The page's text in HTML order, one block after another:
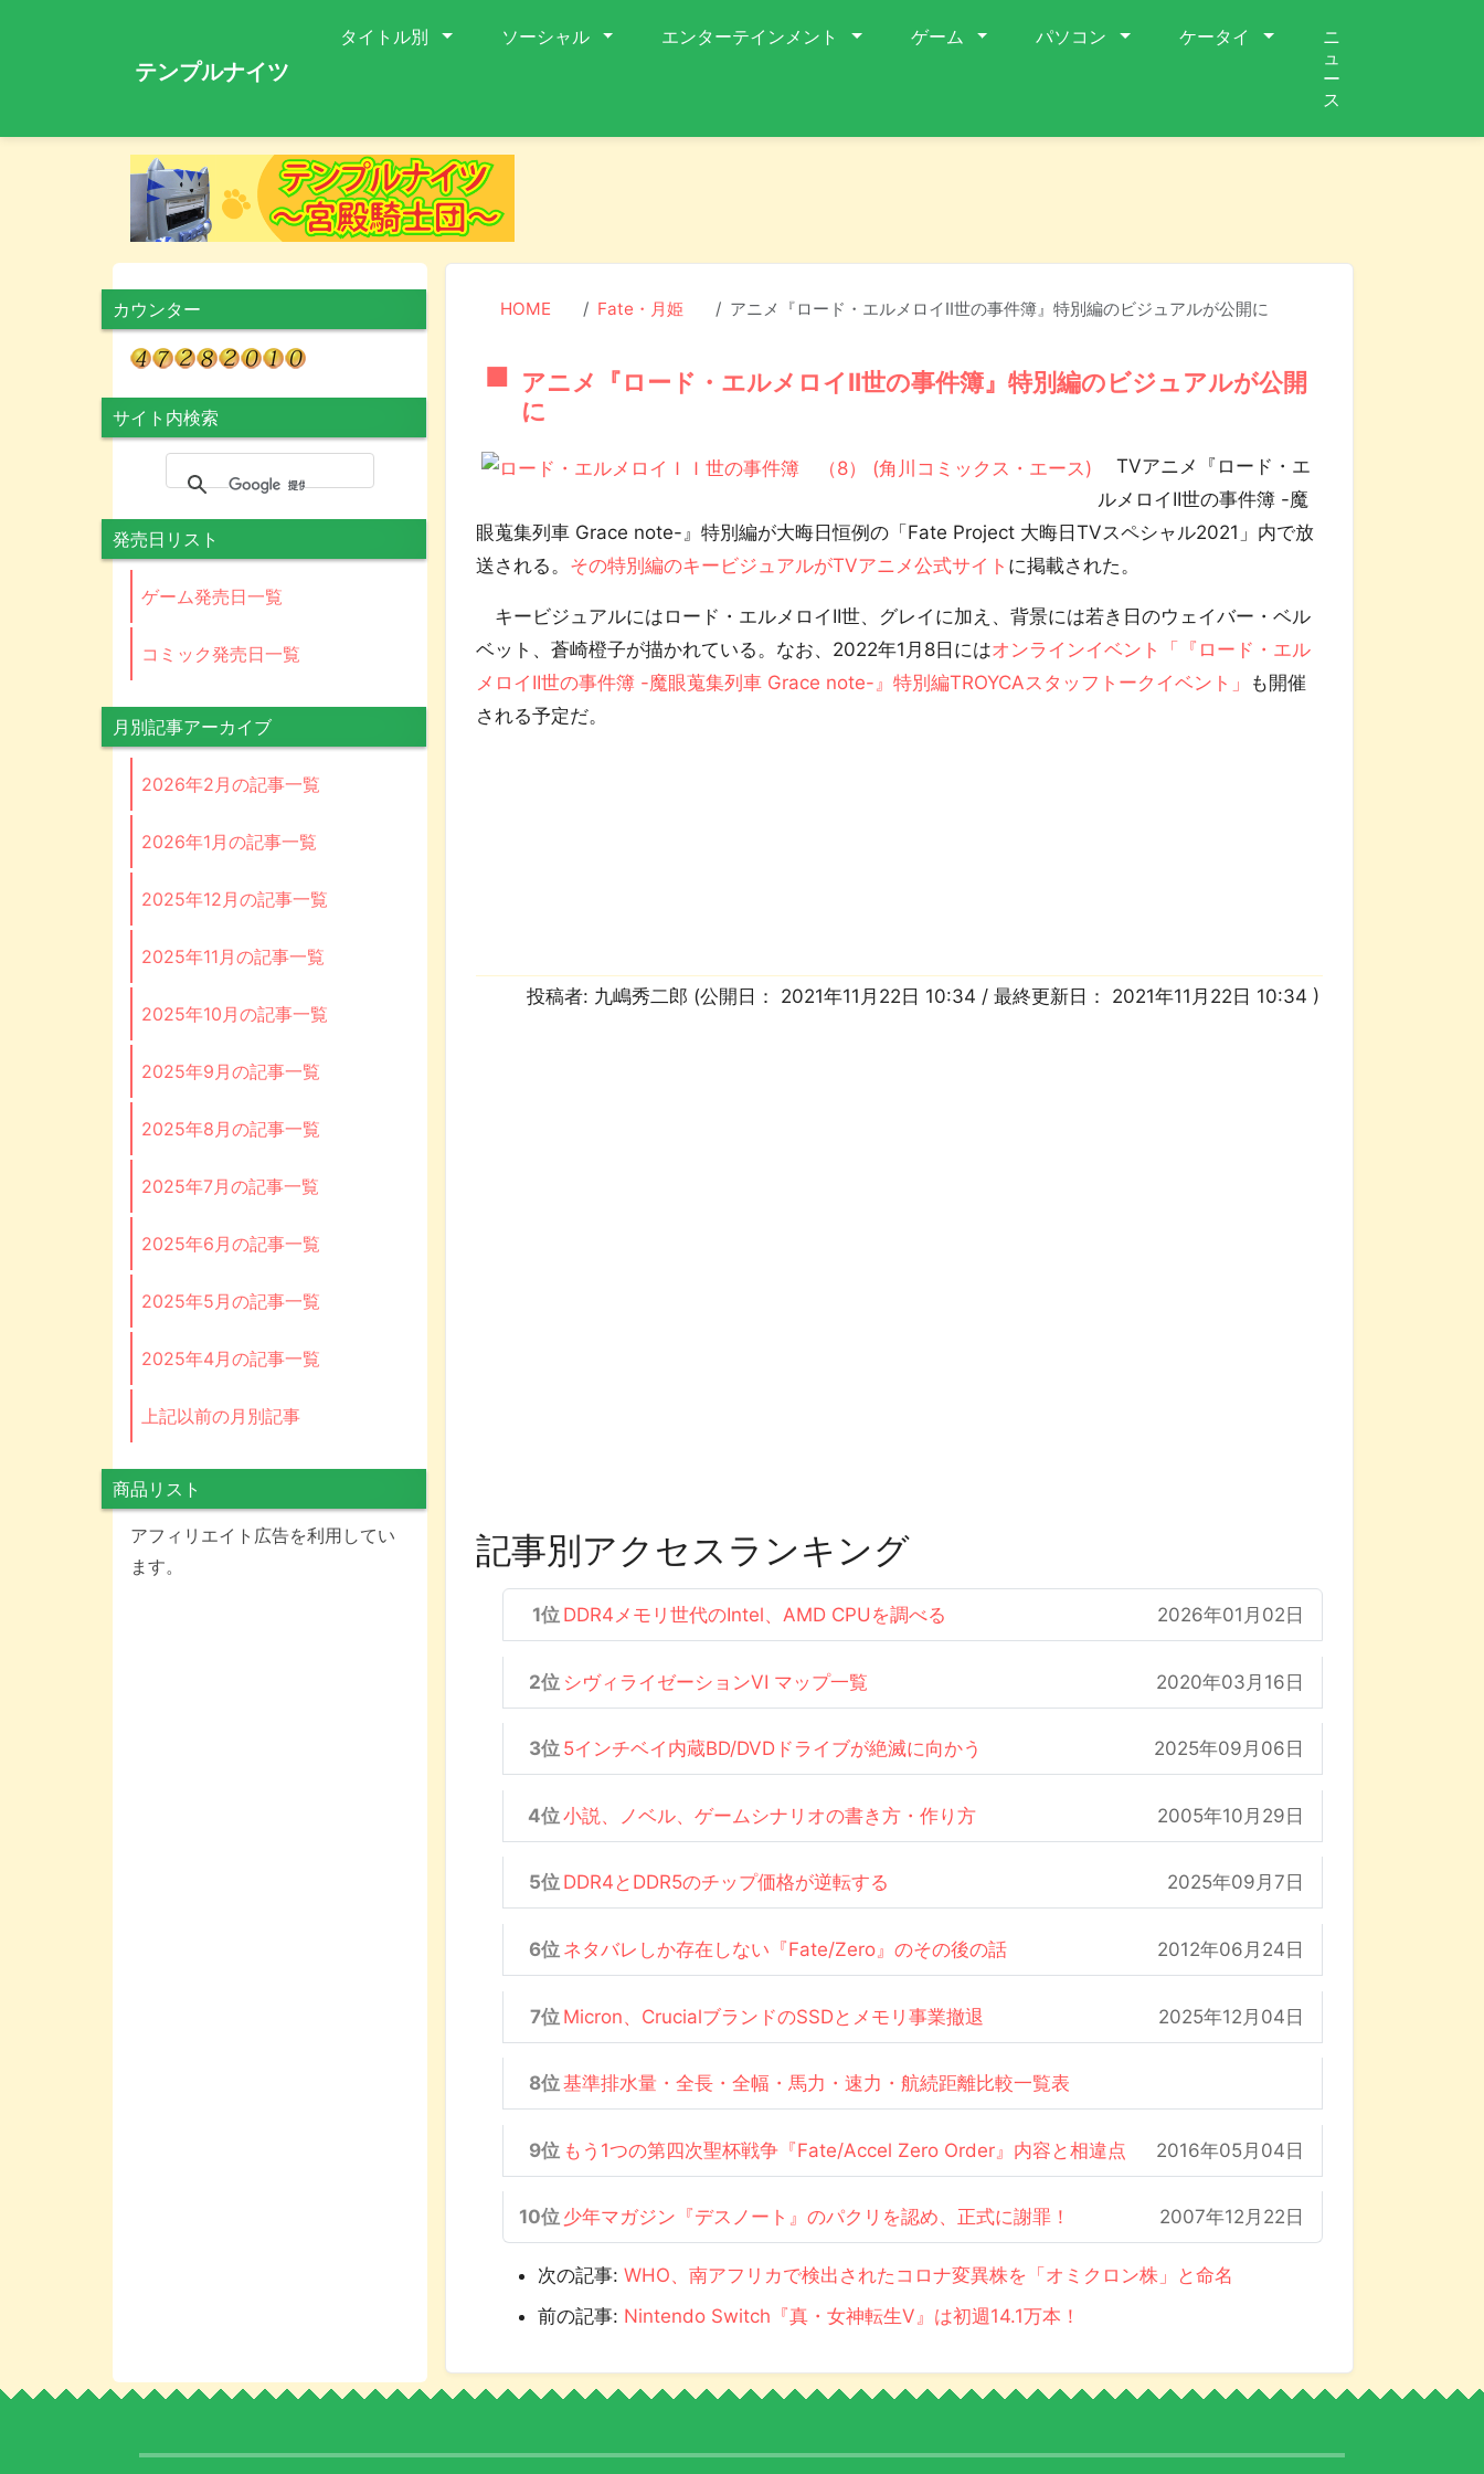
テンプルナイツ
タイトル別 ソーシャル エンターテインメント ゲーム パソコン ケータイ
ニ
ュ
ー
ス
HOME Fate・月姫 アニメ『ロード・エルメロイII世の事件簿』特別編のビジュアルが公開に
アニメ『ロード・エルメロイII世の事件簿』特別編のビジュアルが公開
に
TVアニメ『ロード・エ
ルメロイII世の事件簿 -魔
眼蒐集列車 Grace note-』特別編が大晦日恒例の「Fate Project 大晦日TVスペシャル2021」内で放
送される。 その特別編のキービジュアルがTVアニメ公式サイト に掲載された。
キービジュアルにはロード・エルメロイII世、グレイに加え、背景には若き日のウェイバー・ベル
ベット、蒼崎橙子が描かれている。なお、2022年1月8日にはオンラインイベント「『ロード・エル
メロイII世の事件簿 -魔眼蒐集列車 Grace note-』特別編TROYCAスタッフトークイベント」
も開催
される予定だ。
投稿者: 九嶋秀二郎 (公開日： 2021年11月22日 10:34 / 最終更新日： 2021年11月22日 10:34 )
記事別アクセスランキング
DDR4メモリ世代のIntel、AMD CPUを調べる 2026年01月02日
シヴィライゼーションVI マップ一覧 2020年03月16日
5インチベイ内蔵BD/DVDドライブが絶滅に向かう 2025年09月06日
小説、ノベル、ゲームシナリオの書き方・作り方 2005年10月29日
DDR4とDDR5のチップ価格が逆転する 2025年09月7日
ネタバレしか存在しない『Fate/Zero』のその後の話 2012年06月24日
Micron、CrucialブランドのSSDとメモリ事業撤退 2025年12月04日
基準排水量・全長・全幅・馬力・速力・航続距離比較一覧表
もう1つの第四次聖杯戦争『Fate/Accel Zero Order』内容と相違点 2016年05月04日
少年マガジン『デスノート』のパクリを認め、正式に謝罪！ 2007年12月22日
次の記事: WHO、南アフリカで検出されたコロナ変異株を「オミクロン株」と命名
前の記事: Nintendo Switch『真・女神転生V』は初週14.1万本！
カウンター
サイト内検索
発売日リスト
ゲーム発売日一覧
コミック発売日一覧
月別記事アーカイブ
2026年2月の記事一覧
2026年1月の記事一覧
2025年12月の記事一覧
2025年11月の記事一覧
2025年10月の記事一覧
2025年9月の記事一覧
2025年8月の記事一覧
2025年7月の記事一覧
2025年6月の記事一覧
2025年5月の記事一覧
2025年4月の記事一覧
上記以前の月別記事
商品リスト
アフィリエイト広告を利用してい
ます。